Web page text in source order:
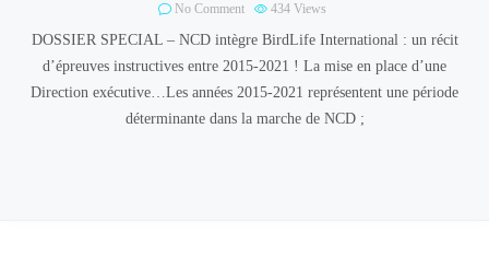
No Comment 434 Views
DOSSIER SPECIAL – NCD intègre BirdLife International : un récit
d’épreuves instructives entre 2015-2021 ! La mise en place d’une
Direction exécutive…Les années 2015-2021 représentent une période
déterminante dans la marche de NCD ;